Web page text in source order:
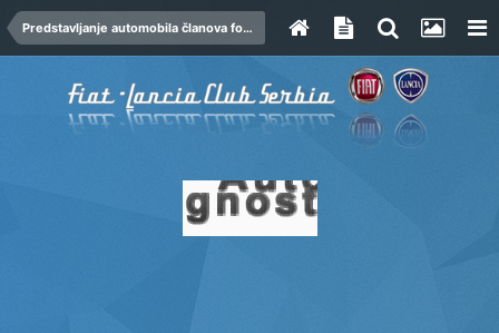
Predstavljanje automobila članova foruma